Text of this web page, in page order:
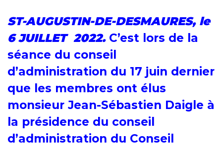
e
b
o
o
k
t
t
e
r
i
k
d
n
ST-AUGUSTIN-DE-DESMAURES, le
6 JUILLET 2022.C’est lors de la
séance du conseil
d’administration du 17 juin dernier
que les membres ont élus
monsieur Jean-Sébastien Daigle à
la présidence du conseil
d’administration du Conseil